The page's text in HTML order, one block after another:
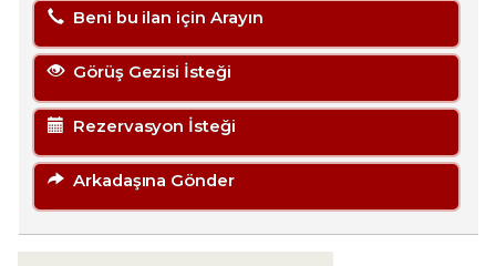
Beni bu ilan için Arayın
Görüş Gezisi İsteği
Rezervasyon İsteği
Arkadaşına Gönder